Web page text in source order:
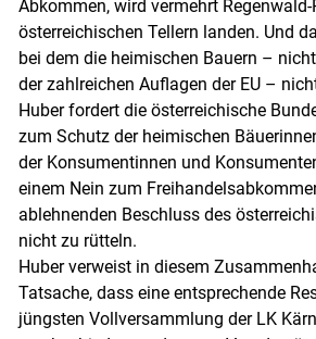
Abkommen, wird vermehrt
österreichischen Tellern landen. Und
bei dem die heimischen Bauern –
der zahlreichen Auflagen der EU –
Huber fordert die österreichische
zum Schutz der heimischen
der Konsumentinnen und
einem Nein zum
ablehnenden Beschluss des
nicht zu rütteln.
Huber verweist in diesem
Tatsache, dass eine entsprechende
jüngsten Vollversammlung der LK